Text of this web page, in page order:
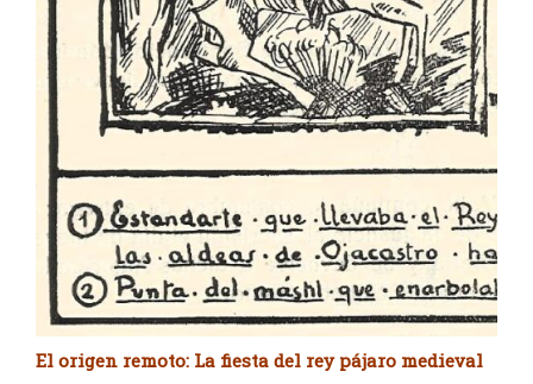
El origen remoto: La fiesta del rey pájaro medieval